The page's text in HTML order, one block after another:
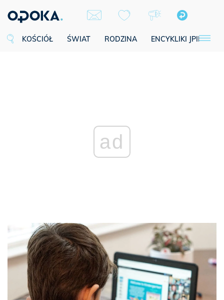
KOŚCIÓŁ ŚWIAT RODZINA ENCYKLIKI JPII
ad